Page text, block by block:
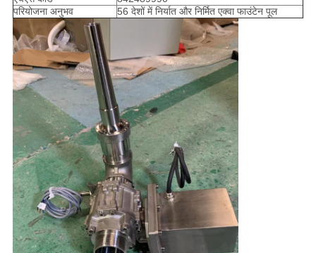
परियोजना अनुभव
56 देशों में निर्यात और निर्मित एक्वा फाउंटेन पूल